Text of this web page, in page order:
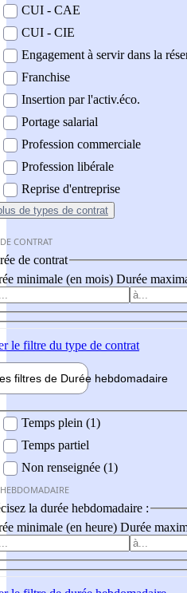
CUI - CAE
CUI - CIE
Engagement à servir dans la
Franchise
Insertion par l'activ.éco.
Portage salarial
Profession commerciale
Profession libérale
Reprise d'entreprise
de types de contrat
CONTRAT
de contrat
minimale (en mois) Durée
le filtre du type de contrat
filtres de Durée hebdomadaire
Temps plein (1)
Temps partiel
Non renseignée (1)
la durée hebdomadaire :
minimale (en heure) Durée